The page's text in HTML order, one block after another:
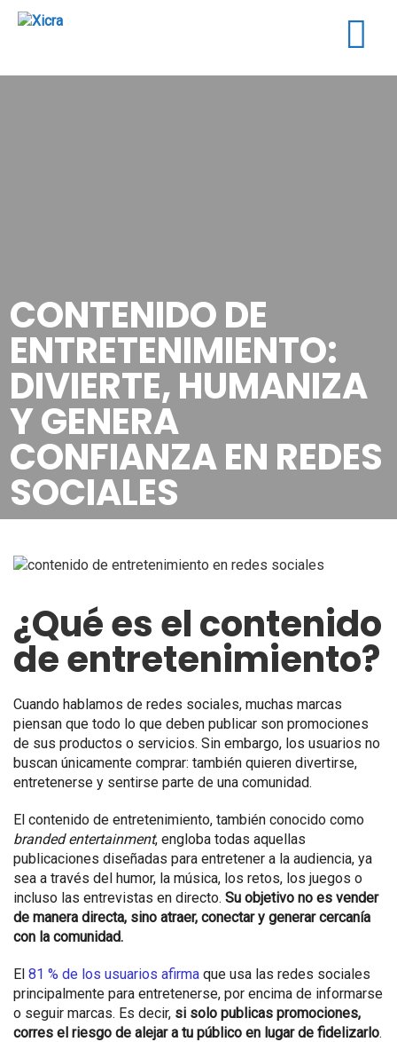
CONTENIDO DE
ENTRETENIMIENTO:
DIVIERTE, HUMANIZA
Y GENERA
CONFIANZA EN REDES
SOCIALES
¿Qué es el contenido
de entretenimiento?
Cuando hablamos de redes sociales, muchas marcas
piensan que todo lo que deben publicar son promociones
de sus productos o servicios. Sin embargo, los usuarios no
buscan únicamente comprar: también quieren divertirse,
entretenerse y sentirse parte de una comunidad.
El contenido de entretenimiento, también conocido como
branded entertainment, engloba todas aquellas
publicaciones diseñadas para entretener a la audiencia, ya
sea a través del humor, la música, los retos, los juegos o
incluso las entrevistas en directo. Su objetivo no es vender
de manera directa, sino atraer, conectar y generar cercanía
con la comunidad.
El 81 % de los usuarios afirma que usa las redes sociales
principalmente para entretenerse, por encima de informarse
o seguir marcas. Es decir, si solo publicas promociones,
corres el riesgo de alejar a tu público en lugar de fidelizarlo.